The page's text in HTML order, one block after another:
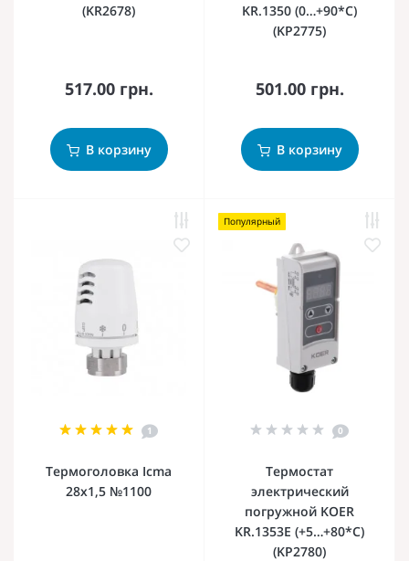
(KR2678)
517.00 грн.
В корзину
KR.1350 (0…+90*C)
(KP2775)
501.00 грн.
В корзину
1
Термоголовка Icma
28х1,5 №1100
Популярный
0
Термостат
электрический
погружной KOER
KR.1353E (+5…+80*C)
(KP2780)